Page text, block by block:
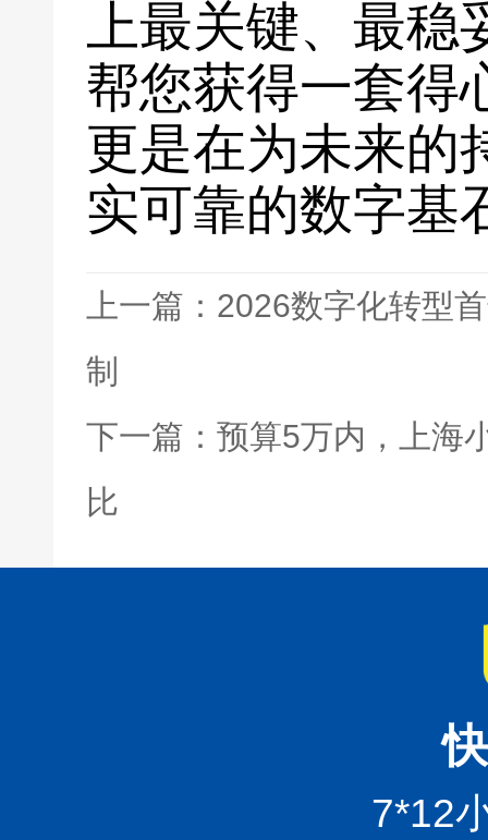
上最关键、最
帮您获得一套得
更是在为未来的
实可靠的数字基
上一篇：2026数字化转型
制
下一篇：预算5万内，上海
比
7*12